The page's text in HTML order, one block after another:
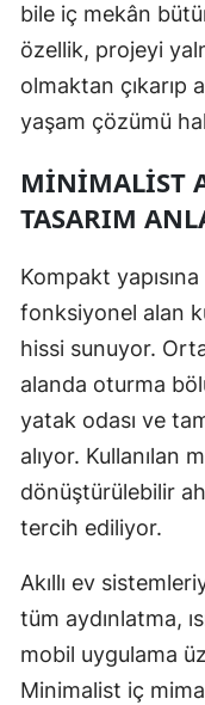
bile iç mekân
özellik, projeyi
olmaktan çıkarıp
yaşam çözümü
MINIMALIST
TASARIM
Kompakt
fonksiyonel alan
hissi sunuyor.
alanda oturma
yatak odası ve
alıyor. Kullanılan
dönüştürülebilir
tercih ediliyor.
Akıllı ev
tüm aydınlatma,
mobil uygulama
Minimalist iç